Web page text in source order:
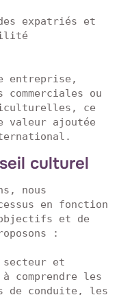
expatriés et
entreprise,
ou
ce
valeur ajoutée
culturel
nous
en fonction
et de
:
et
comprendre les
de conduite, les